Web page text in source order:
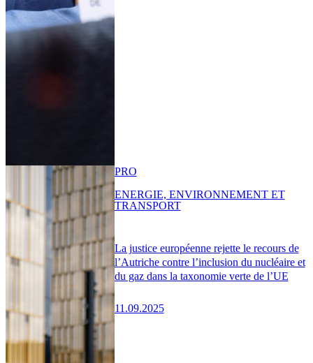
La justice européenne rejette le recours de
l’Autriche contre l’inclusion du nucléaire et
du gaz dans la taxonomie verte de l’UE
11.09.2025
PRO
ENERGIE, ENVIRONNEMENT ET
TRANSPORT